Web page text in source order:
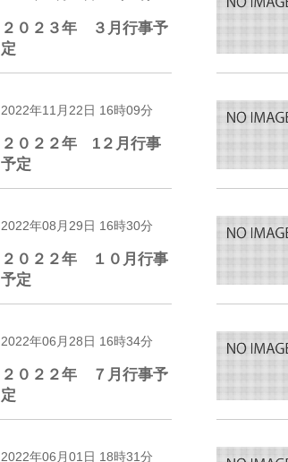
２０２３年 ３月行事予
定
2022年11月22日 16時09分
２０２２年 1２月行事
予定
2022年08月29日 16時30分
２０２２年 １０月行事
予定
2022年06月28日 16時34分
２０２２年 ７月行事予
定
2022年06月01日 18時31分